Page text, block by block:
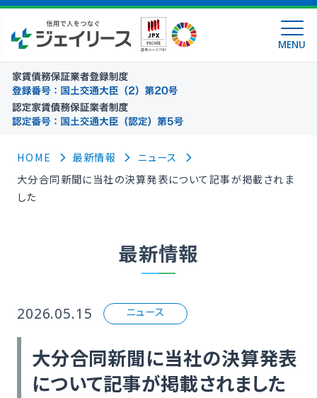
MENU
HOME 最新情報
ニュース
大分合同新聞に当社の決算発表について記事が掲載されま
した
最新情報
2026.05.15 ニュース
大分合同新聞に当社の決算発表
について記事が掲載されました